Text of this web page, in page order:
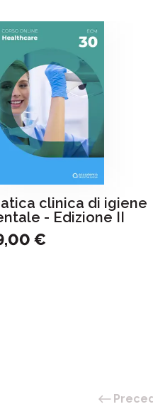
clinica di igiene
- Edizione II
€